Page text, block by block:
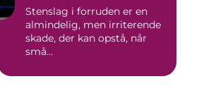
Stenslag i forruden er en
almindelig, men irriterende
skade, der kan opstå, når
små...